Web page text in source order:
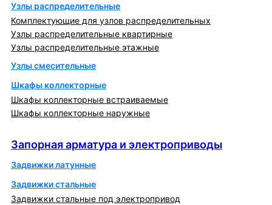
Узлы распределительные
Комплектующие для узлов распределительных
Узлы распределительные квартирные
Узлы распределительные этажные
Узлы смесительные
Шкафы коллекторные
Шкафы коллекторные встраиваемые
Шкафы коллекторные наружные
Запорная арматура и электроприводы
Задвижки латунные
Задвижки стальные
Задвижки стальные под электропривод